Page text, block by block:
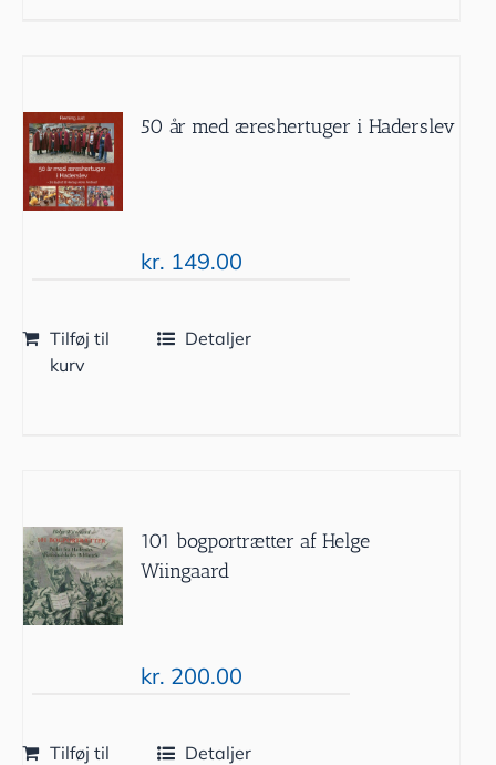
50 år med æreshertuger i Haderslev
kr. 149.00
Tilføj til
kurv
Detaljer
101 bogportrætter af Helge
Wiingaard
kr. 200.00
Tilføj til
Detaljer